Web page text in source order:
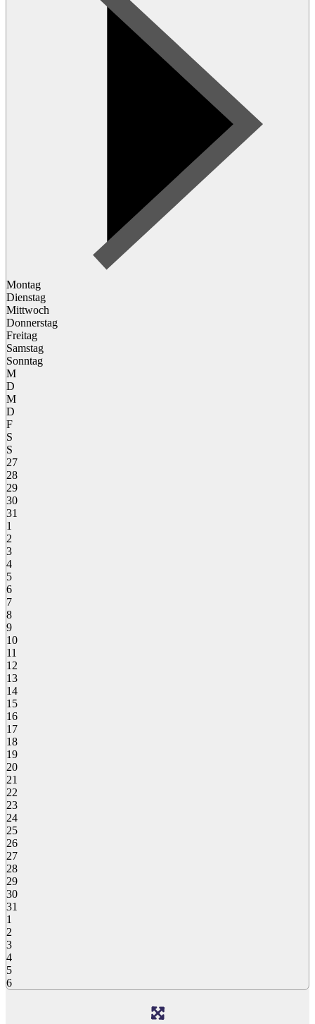
Montag
Dienstag
Mittwoch
Donnerstag
Freitag
Samstag
Sonntag
M
D
M
D
F
S
S
27
28
29
30
31
1
2
3
4
5
6
7
8
9
10
11
12
13
14
15
16
17
18
19
20
21
22
23
24
25
26
27
28
29
30
31
1
2
3
4
5
6